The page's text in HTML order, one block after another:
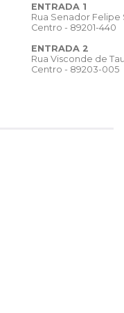
ENTRADA 1
Rua Senador
Centro - 89201-440
ENTRADA 2
Rua Visconde de
Centro - 89203-005